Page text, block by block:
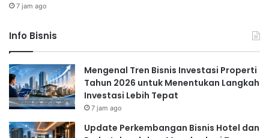
7 jam ago
Info Bisnis
Mengenal Tren Bisnis Investasi Properti
Tahun 2026 untuk Menentukan Langkah
Investasi Lebih Tepat
7 jam ago
Update Perkembangan Bisnis Hotel dan